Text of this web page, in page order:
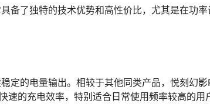
备了独特的技术优势和高性价比，尤其是在功率
定的电量输出。相较于其他同类产品，悦刻幻影
的充电效率，特别适合日常使用频率较高的用